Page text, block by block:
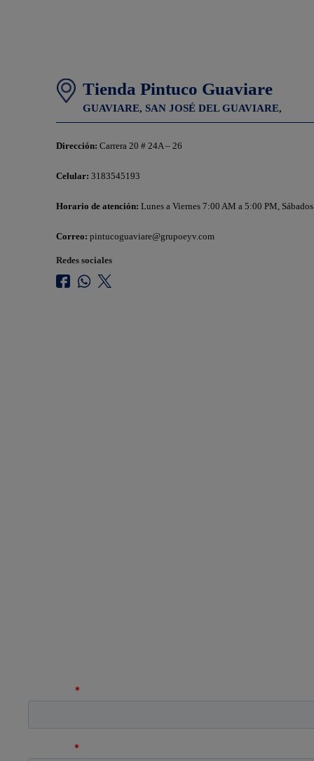
Tienda Pintuco Guaviare
GUAVIARE, SAN JOSÉ DEL GUAVIARE,
Dirección: Carrera 20 # 24A – 26
Celular: 3183545193
Horario de atención: Lunes a Viernes 7:00 AM a 5:00 PM,
Correo: pintucoguaviare@grupoeyv.com
Redes sociales